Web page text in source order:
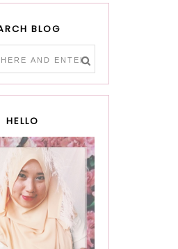
BLOG
HELLO